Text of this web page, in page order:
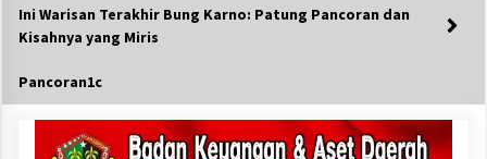
Ini Warisan Terakhir Bung Karno: Patung Pancoran dan
Kisahnya yang Miris
Pancoran1c